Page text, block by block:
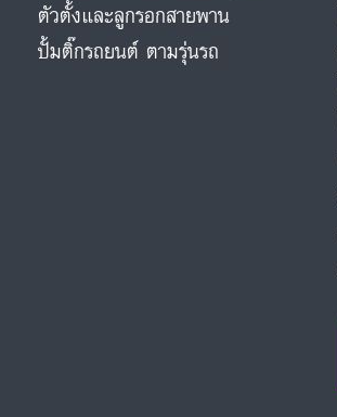
ตัวตั้งและลูกรอกสายพาน
ปั้มติ๊กรถยนต์ ตามรุ่นรถ